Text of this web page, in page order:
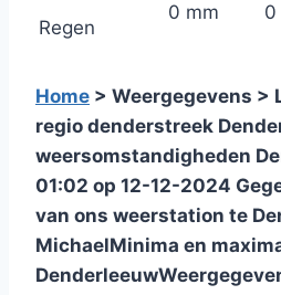
Regen
0 mm 0
Home > Weergegevens >
regio denderstreek
weersomstandigheden
01:02 op 12-12-2024
van ons weerstation te
MichaelMinima en
Denderleeuw